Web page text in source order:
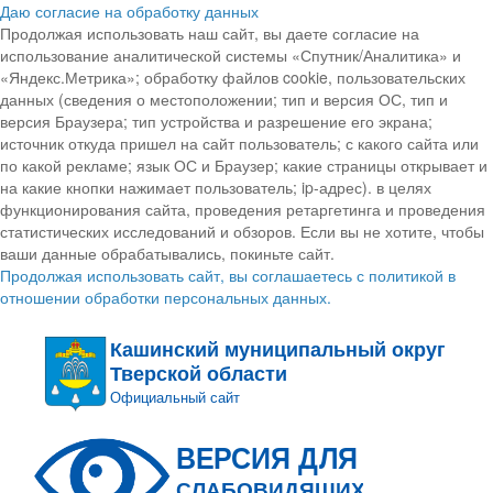
Даю согласие на обработку данных
Продолжая использовать наш сайт, вы даете согласие на
использование аналитической системы «Спутник/Аналитика» и
«Яндекс.Метрика»; обработку файлов cookie, пользовательских
данных (сведения о местоположении; тип и версия ОС, тип и
версия Браузера; тип устройства и разрешение его экрана;
источник откуда пришел на сайт пользователь; с какого сайта или
по какой рекламе; язык ОС и Браузер; какие страницы открывает и
на какие кнопки нажимает пользователь; ip-адрес). в целях
функционирования сайта, проведения ретаргетинга и проведения
статистических исследований и обзоров. Если вы не хотите, чтобы
ваши данные обрабатывались, покиньте сайт.
Продолжая использовать сайт, вы соглашаетесь с политикой в
отношении обработки персональных данных.